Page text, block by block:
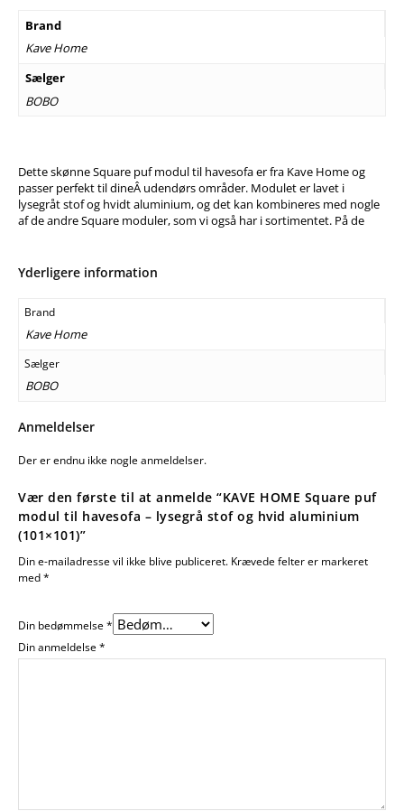
Brand
Kave Home
Sælger
BOBO
Dette skønne Square puf modul til havesofa er fra Kave Home og
passer perfekt til dineÂ udendørs områder. Modulet er lavet i
lysegråt stof og hvidt aluminium, og det kan kombineres med nogle
af de andre Square moduler, som vi også har i sortimentet. På de
Yderligere information
Brand
Kave Home
Sælger
BOBO
Anmeldelser
Der er endnu ikke nogle anmeldelser.
Vær den første til at anmelde “KAVE HOME Square puf
modul til havesofa – lysegrå stof og hvid aluminium
(101×101)”
Din e-mailadresse vil ikke blive publiceret. Krævede felter er markeret
med*
Din bedømmelse*
Din anmeldelse*